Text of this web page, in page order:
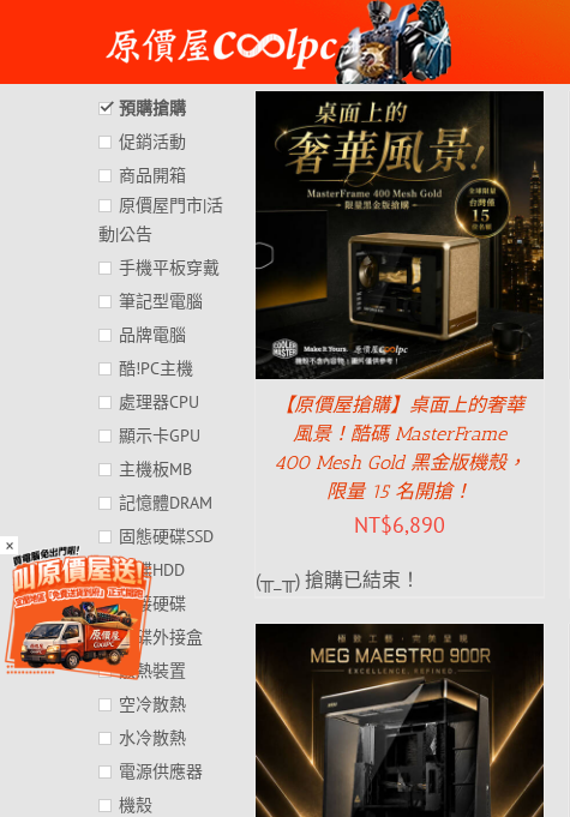
×
content
【原價屋搶購】桌面上的奢華
風景！酷碼 MasterFrame
400 Mesh Gold 黑金版機殼，
限量 15 名開搶！
NT$6,890
(╥_╥) 搶購已結束！
預購搶購
促銷活動
商品開箱
原價屋門市|活
動|公告
手機平板穿戴
筆記型電腦
品牌電腦
酷!PC主機
處理器CPU
顯示卡GPU
主機板MB
記憶體DRAM
固態硬碟SSD
硬碟HDD
外接硬碟
硬碟外接盒
散熱裝置
空冷散熱
水冷散熱
電源供應器
機殼